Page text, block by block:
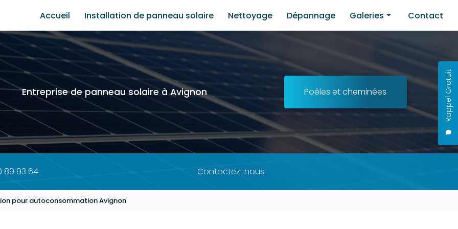
Rappel Gratuit
Accueil
Installation de panneau solaire Nettoyage Dépannage Galeries
Dépannage
Contact
Entreprise de panneau solaire à Avignon Poêles et cheminées
89 93 64 Contactez-nous
pour autoconsommation Avignon